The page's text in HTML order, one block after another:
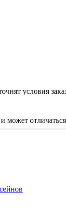
условия
может